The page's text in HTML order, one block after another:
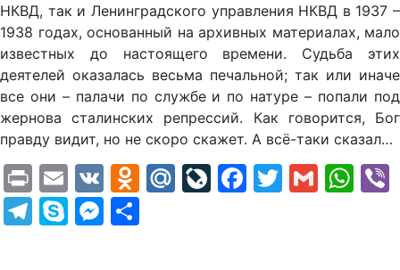
НКВД, так и Ленинградского управления НКВД в 1937 –
1938 годах, основанный на архивных материалах, мало
известных до настоящего времени. Судьба этих
деятелей оказалась весьма печальной; так или иначе
все они – палачи по службе и по натуре – попали под
жернова сталинских репрессий. Как говорится, Бог
правду видит, но не скоро скажет. А всё-таки сказал…
PrintEmail
VK Odnoklassniki
Mail.Ru
LiveJournal
Facebook
Twitter
Gmail
Telegram
SkypeMessenger